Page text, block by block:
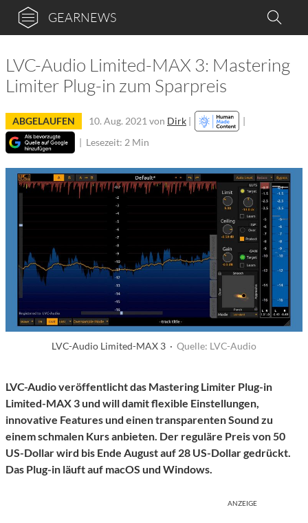
GEARNEWS
LVC-Audio Limited-MAX 3: Mastering
Limiter Plug-in zum Sparpreis
ABGELAUFEN 10. Aug. 2021 von Dirk |
|
| Lesezeit: 2 Min
LVC-Audio Limited-MAX 3 · Quelle: LVC-Audio
LVC-Audioveröffentlichtdas Mastering Limiter Plug-in
Limited-MAX 3 und will damit flexible Einstellungen,
innovative Features und einen transparenten Sound zu
einem schmalen Kurs anbieten. Der reguläre Preis von 50
US-Dollar wird bis Ende August auf 28 US-Dollar gedrückt.
Das Plug-in läuft auf macOS und Windows.
ANZEIGE